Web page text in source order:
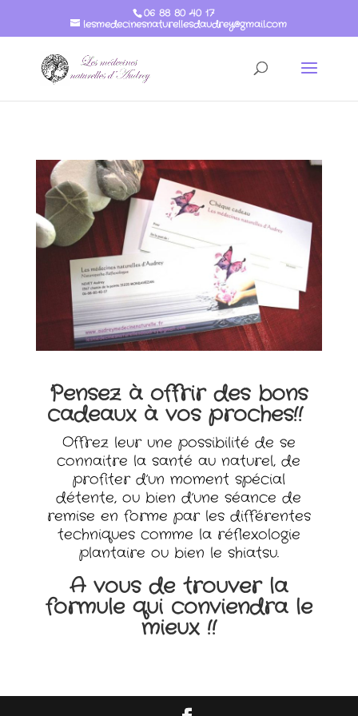
06 88 80 40 17
lesmedecinesnaturellesdaudrey@gmail.com
Pensez à offrir des bons
cadeaux à vos proches!!
Offrez leur une possibilité de se
connaitre la santé au naturel, de
profiter d’un moment spécial
détente, ou bien d’une séance de
remise en forme par les différentes
techniques comme la réflexologie
plantaire ou bien le shiatsu.
A vous de trouver la
formule qui conviendra le
mieux !!